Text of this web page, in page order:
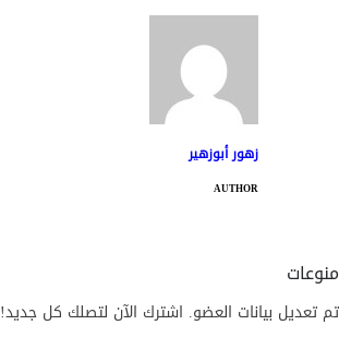
زهور أبوزهير
AUTHOR
منوعات
تم تعديل بيانات العضو. اشترك الآن لتصلك كل جديد!